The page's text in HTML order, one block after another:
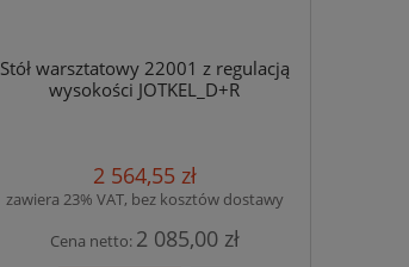
Stół warsztatowy 22001 z regulacją
wysokości JOTKEL_D+R
2 564,55 zł
zawiera 23% VAT, bez kosztów dostawy
Cena netto: 2 085,00 zł